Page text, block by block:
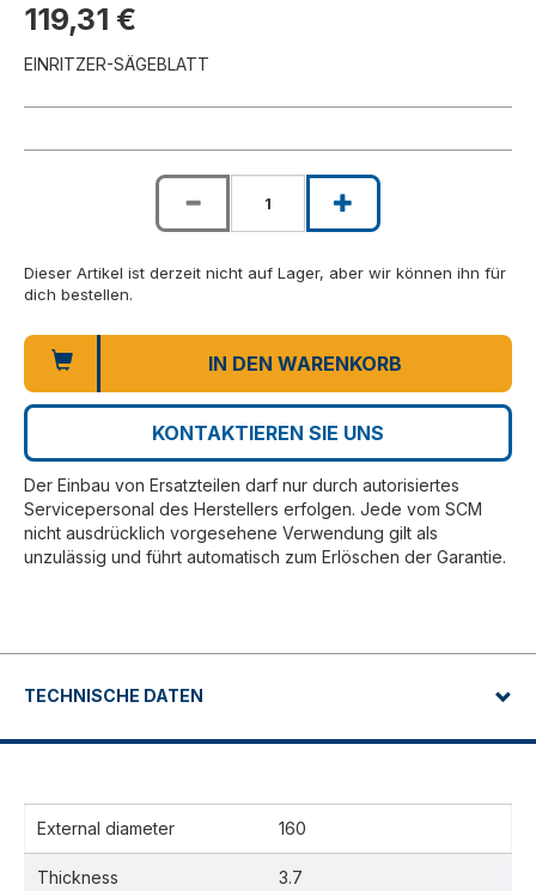
119,31 €
EINRITZER-SÄGEBLATT
Dieser Artikel ist derzeit nicht auf Lager, aber wir können ihn für
dich bestellen.
IN DEN WARENKORB
KONTAKTIEREN SIE UNS
Der Einbau von Ersatzteilen darf nur durch autorisiertes
Servicepersonal des Herstellers erfolgen. Jede vom SCM
nicht ausdrücklich vorgesehene Verwendung gilt als
unzulässig und führt automatisch zum Erlöschen der Garantie.
TECHNISCHE DATEN
External diameter 160
Thickness 3.7